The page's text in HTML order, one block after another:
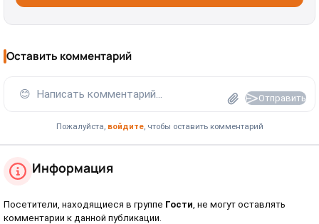
Оставить комментарий
😊 Написать комментарий... Отправить
Пожалуйста, войдите, чтобы оставить комментарий
Информация
Посетители, находящиеся в группе Гости , не могут оставлять
комментарии к данной публикации.